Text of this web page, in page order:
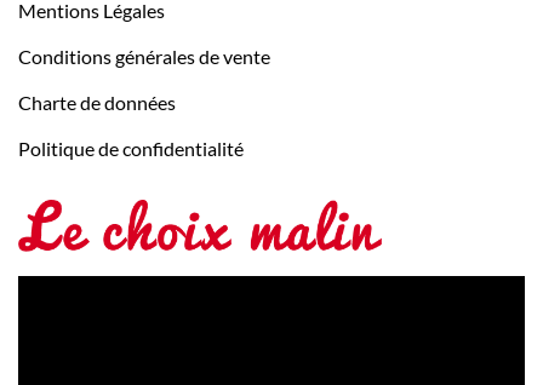
Mentions Légales
Conditions générales de vente
Charte de données
Politique de confidentialité